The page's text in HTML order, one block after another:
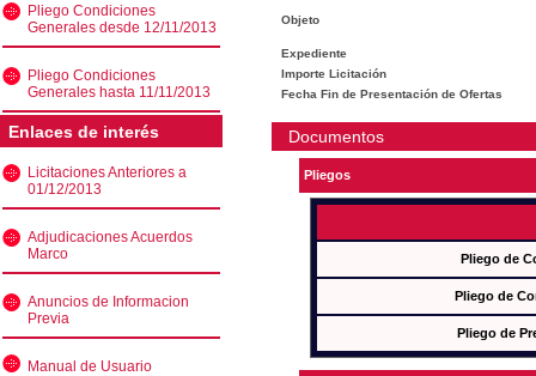
Pliego Condiciones
Generales desde 12/11/2013
Pliego Condiciones
Generales hasta 11/11/2013
Enlaces de interés
Licitaciones Anteriores a
01/12/2013
Adjudicaciones Acuerdos
Marco
Anuncios de Informacion
Previa
Manual de Usuario
Objeto
Expediente
Importe Licitación
Fecha Fin de Presentación de Ofertas
Documentos
Pliegos
Pliego de
Pliego de
Pliego de